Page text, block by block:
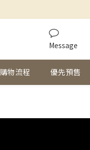
Message
購物流程 優先預售